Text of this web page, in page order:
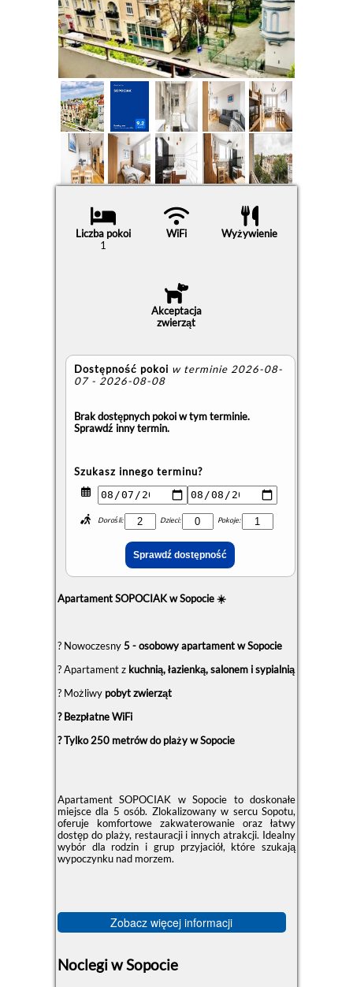
Liczba pokoi
1
WiFi Wyżywienie
Akceptacja
zwierząt
Dostępność pokoi w terminie 2026-08-
07 - 2026-08-08
Brak dostępnych pokoi w tym terminie.
Sprawdź inny termin.
Szukasz innego terminu?
Dorośli: Dzieci: Pokoje:
Apartament SOPOCIAK w Sopocie ☀️
? Nowoczesny5 - osobowy apartament w Sopocie
? Apartament zkuchnią, łazienką, salonem i sypialnią
? Możliwy pobyt zwierząt
? Bezpłatne WiFi
? Tylko 250 metrów do plaży w Sopocie
Apartament SOPOCIAK w Sopocie to doskonałe
miejsce dla 5 osób. Zlokalizowany w sercu Sopotu,
oferuje komfortowe zakwaterowanie oraz łatwy
dostęp do plaży, restauracji i innych atrakcji. Idealny
wybór dla rodzin i grup przyjaciół, które szukają
wypoczynku nad morzem.
Zobacz więcej informacji
Noclegi w Sopocie